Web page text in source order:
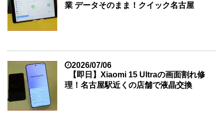
業 データそのまま！クイック名古屋
2026/07/06
【即日】Xiaomi 15 Ultraの画面割れ修
理！名古屋駅近くの店舗で液晶交換